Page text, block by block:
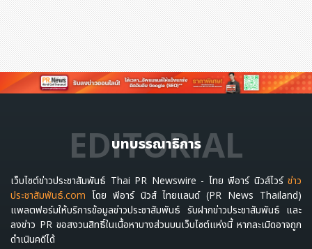
บทบรรณาธิการ
EDITORIAL
เว็บไซต์ข่าวประชาสัมพันธ์ Thai PR Newswire - ไทย พีอาร์ นิวส์ไวร์ ข่าว
ประชาสัมพันธ์.com โดย พีอาร์ นิวส์ ไทยแลนด์ (PR News Thailand)
แพลตฟอร์มให้บริการข้อมูลข่าวประชาสัมพันธ์ รับฝากข่าวประชาสัมพันธ์ และ
ลงข่าว PR ขอสงวนสิทธิ์ในเนื้อหาบางส่วนบนเว็บไซต์แห่งนี้ หากละเมิดอาจถูก
ดำเนินคดีได้